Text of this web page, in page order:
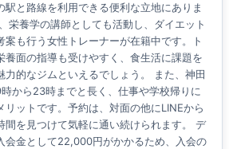
駅と路線を利用できる便利な立地にありま
栄養学の講師としても活動し、ダイエット
案も行う女性トレーナーが在籍中です。ト
養面の指導も受けやすく、食生活に課題を
力的なジムといえるでしょう。 また、神田
から23時までと長く、仕事や学校帰りに
リットです。予約は、対面の他にLINEから
間を見つけて気軽に通い続けられます。 デ
会金として22,000円がかかるため、入会の